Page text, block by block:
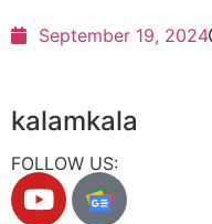
September 19, 2024
kalamkala
FOLLOW US: